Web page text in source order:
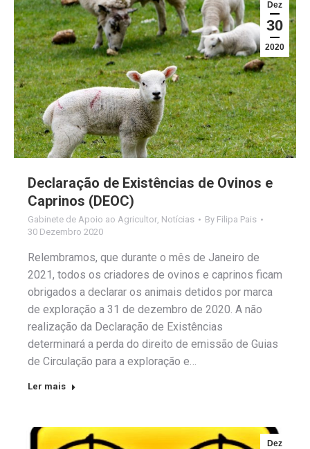
Dez
30
2020
Declaração de Existências de Ovinos e
Caprinos (DEOC)
Gabinete de Apoio ao Agricultor Notícias By Filipa Pais
30 Dezembro 2020
Relembramos, que durante o mês de Janeiro de
2021, todos os criadores de ovinos e caprinos ficam
obrigados a declarar os animais detidos por marca
de exploração a 31 de dezembro de 2020. A não
realização da Declaração de Existências
determinará a perda do direito de emissão de Guias
de Circulação para a exploração e…
Ler mais
Dez